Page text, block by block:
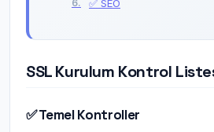
✅ SEO
SSL Kurulum Kontrol
✅ Temel Kontroller